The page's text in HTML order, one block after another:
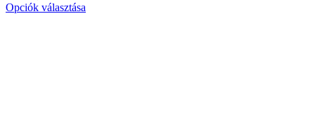
Opciók választása